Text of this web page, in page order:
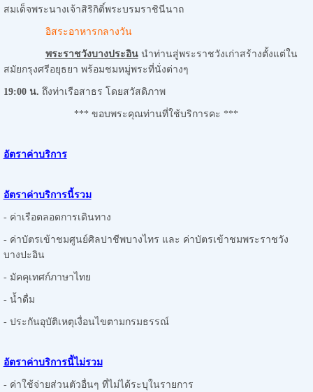
สมเด็จพระนางเจ้าสิริกิติ์พระบรมราชินีนาถ
อิสระอาหารกลางวัน
พระราชวังบางประอินนำท่านสู่พระราชวังเก่าสร้างตั้งแต่ใน
สมัยกรุงศรีอยุธยา พร้อมชมหมู่พระที่นั่งต่างๆ
19:00 น. ถึงท่าเรือสาธร โดยสวัสดิภาพ
*** ขอบพระคุณท่านที่ใช้บริการคะ ***
อัตราค่าบริการ
อัตราค่าบริการนี้รวม
- ค่าเรือตลอดการเดินทาง
- ค่าบัตรเข้าชมศูนย์ศิลปาชีพบางไทร และ ค่าบัตรเข้าชมพระราชวัง
บางปะอิน
- มัคคุเทศก์ภาษาไทย
- น้ำดื่ม
- ประกันอุบัติเหตุเงื่อนไขตามกรมธรรณ์
อัตราค่าบริการนี้ไม่รวม
- ค่าใช้จ่ายส่วนตัวอื่นๆ ที่ไม่ได้ระบุในรายการ